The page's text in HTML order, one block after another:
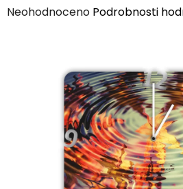
Průměrné
Neohodnoceno Podrobnosti